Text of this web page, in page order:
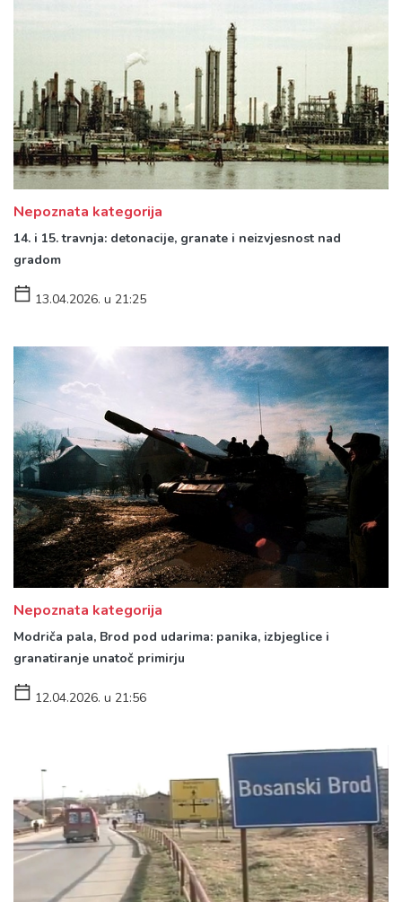
Nepoznata kategorija
14. i 15. travnja: detonacije, granate i neizvjesnost nad
gradom
13.04.2026. u 21:25
Nepoznata kategorija
Modriča pala, Brod pod udarima: panika, izbjeglice i
granatiranje unatoč primirju
12.04.2026. u 21:56